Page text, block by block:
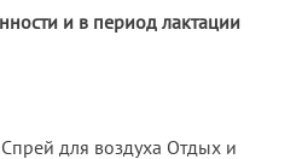
и в период лактации
для воздуха Отдых и